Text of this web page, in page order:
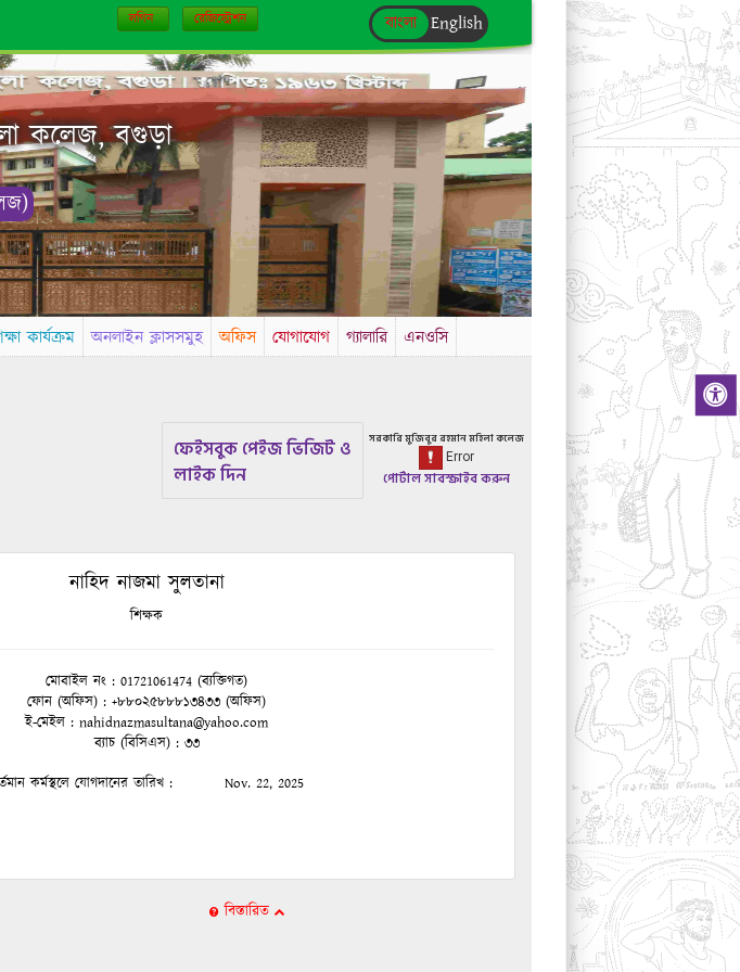
লগিন রেজিস্ট্রেশন বাংলা English
কলেজ, বগুড়া
কার্যক্রম অনলাইন ক্লাসসমুহ অফিস যোগাযোগ গ্যালারি এনওসি
ফেইসবুক পেইজ ভিজিট ও
লাইক দিন
সরকারি মুজিবুর রহমান মহিলা কলেজ
পোর্টাল সাবস্ক্রাইব করুন
নাহিদ নাজমা সুলতানা
শিক্ষক
মোবাইল নং : 01721061474 (ব্যক্তিগত)
ফোন (অফিস) : +৮৮০২৫৮৮৮১৩৪৩৩ (অফিস)
ই-মেইল : nahidnazmasultana@yahoo.com
ব্যাচ (বিসিএস) : ৩৩
কর্মস্থলে যোগদানের তারিখ: Nov. 22, 2025
বিস্তারিত